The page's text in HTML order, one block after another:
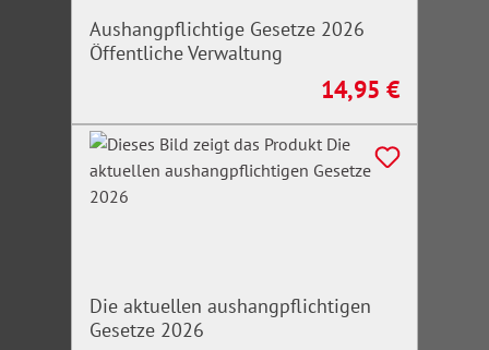
Aushangpflichtige Gesetze 2026
Öffentliche Verwaltung
Regulärer Preis:
14,95 €
Die aktuellen aushangpflichtigen
Gesetze 2026